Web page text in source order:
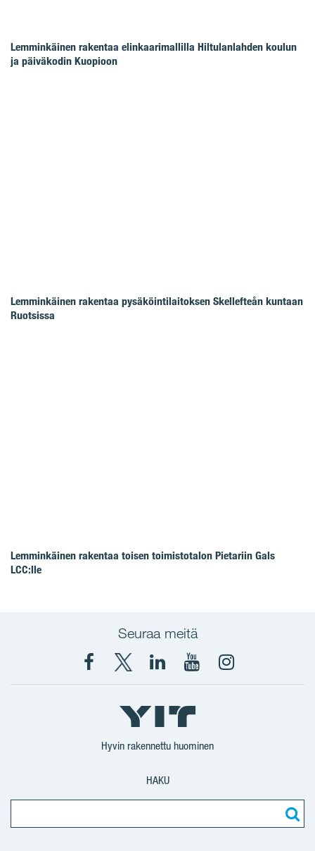
Lemminkäinen rakentaa elinkaarimallilla Hiltulanlahden koulun
ja päiväkodin Kuopioon
Lemminkäinen rakentaa pysäköintilaitoksen Skellefteån kuntaan
Ruotsissa
Lemminkäinen rakentaa toisen toimistotalon Pietariin Gals
LCC:lle
Seuraa meitä
Facebook
X
YIT
Suomi
YIT
Corporation
YIT
Corporation
Instagram
Hyvin rakennettu huominen
HAKU